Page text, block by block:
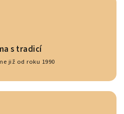
s tradicí
již od roku 1990